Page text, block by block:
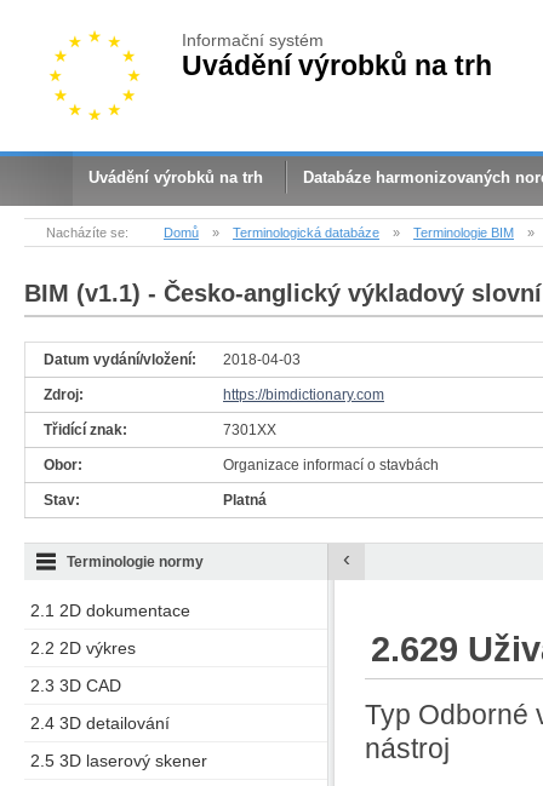
Informační systém
Uvádění výrobků na trh
Uvádění výrobků na trh Databáze harmonizovaných
Nacházíte se: Domů » Terminologická databáze » Terminologie BIM »
BIM (v1.1) - Česko-anglický výkladový
Datum vydání/vložení: 2018-04-03
Zdroj: https://bimdictionary.com
Třidící znak: 7301XX
Obor: Organizace informací o stavbách
Stav: Platná
2.1 2D dokumentace
2.2 2D výkres
2.3 3D CAD
2.4 3D detailování
2.5 3D laserový skener
Terminologie normy ‹
2.629
Typ Odborné
nástroj